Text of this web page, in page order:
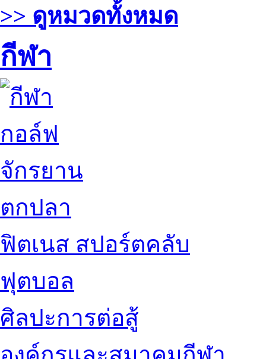
>> ดูหมวดทั้งหมด
กีฬา
กอล์ฟ
จักรยาน
ตกปลา
ฟิตเนส สปอร์ตคลับ
ฟุตบอล
ศิลปะการต่อสู้